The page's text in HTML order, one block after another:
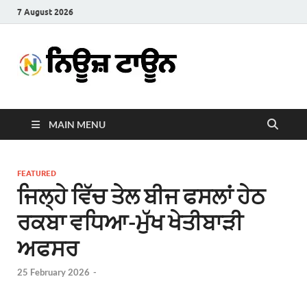
7 August 2026
Town
MAIN MENU
FEATURED
ਜਿਲ੍ਹੇ ਵਿੱਚ ਤੇਲ ਬੀਜ ਫਸਲਾਂ ਹੇਠ
ਰਕਬਾ ਵਧਿਆ-ਮੁੱਖ ਖੇਤੀਬਾੜੀ
ਅਫਸਰ
25 February 2026 -